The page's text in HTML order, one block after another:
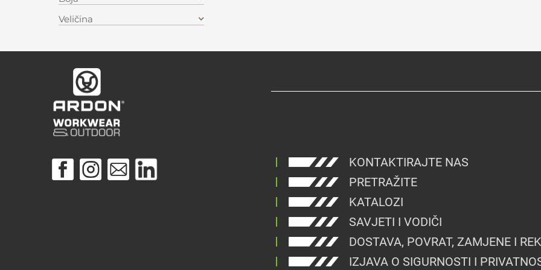
Veličina
KONTAKTIRAJTE NAS
PRETRAŽITE
KATALOZI
SAVJETI I VODIČI
DOSTAVA, POVRAT, ZAMJENE I
IZJAVA O SIGURNOSTI I